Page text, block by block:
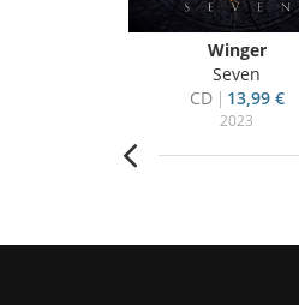
Winger
Seven
CD
13,99 €
2023